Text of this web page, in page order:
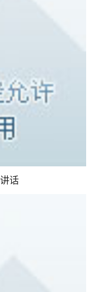
话